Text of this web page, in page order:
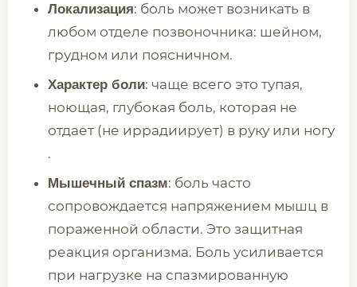
Локализация: боль может возникать в
любом отделе позвоночника: шейном,
грудном или поясничном.
Характер боли: чаще всего это тупая,
ноющая, глубокая боль, которая не
отдает (не иррадиирует) в руку или ногу
.
Мышечный спазм: боль часто
сопровождается напряжением мышц в
пораженной области. Это защитная
реакция организма. Боль усиливается
при нагрузке на спазмированную